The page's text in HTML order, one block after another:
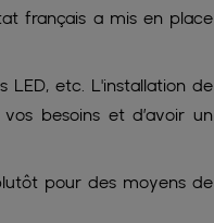
français a mis en place
LED, etc. L'installation de
besoins et d’avoir un
pour des moyens de